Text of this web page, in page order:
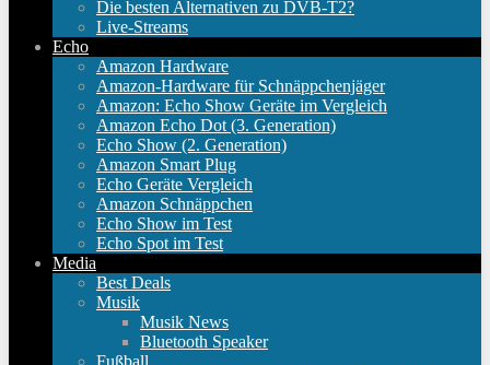
Die besten Alternativen zu DVB-T2?
Live-Streams
Echo
Amazon Hardware
Amazon-Hardware für Schnäppchenjäger
Amazon: Echo Show Geräte im Vergleich
Amazon Echo Dot (3. Generation)
Echo Show (2. Generation)
Amazon Smart Plug
Echo Geräte Vergleich
Amazon Schnäppchen
Echo Show im Test
Echo Spot im Test
Media
Best Deals
Musik
Musik News
Bluetooth Speaker
Fußball